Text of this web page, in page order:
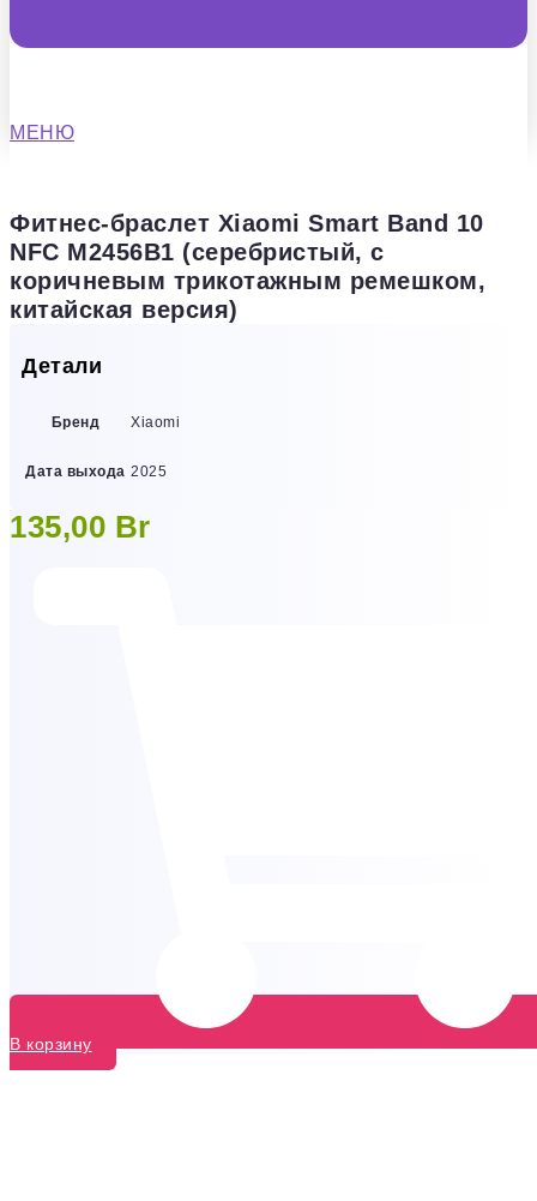
МЕНЮ
Фитнес-браслет Xiaomi Smart Band 10
NFC M2456B1 (серебристый, с
коричневым трикотажным ремешком,
китайская версия)
Детали
Бренд Xiaomi
Дата выхода 2025
135,00 Br
В корзину